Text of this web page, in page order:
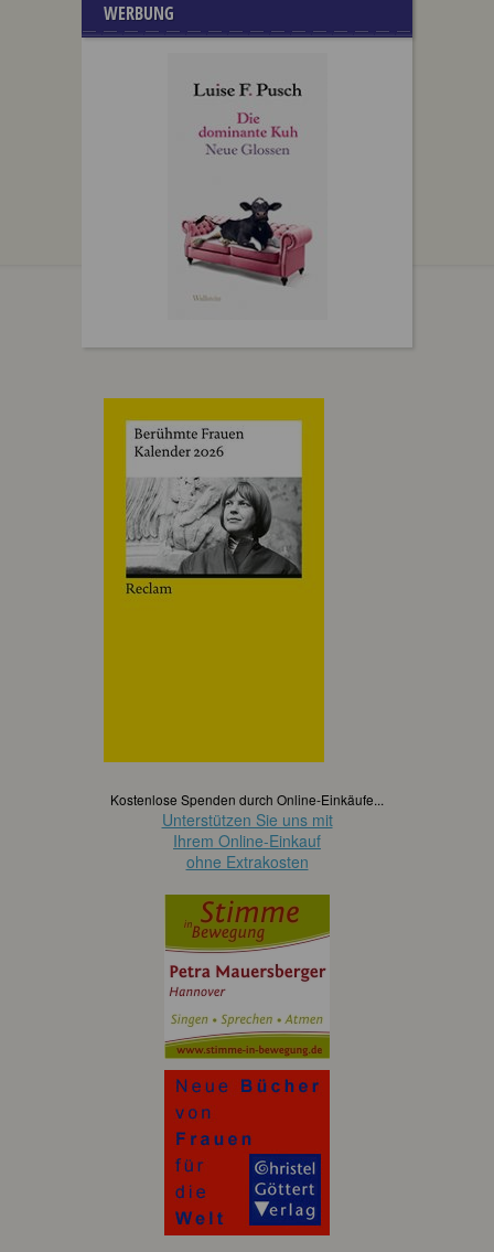
WERBUNG
Kostenlose Spenden durch Online-Einkäufe...
Unterstützen Sie uns mit
Ihrem Online-Einkauf
ohne Extrakosten